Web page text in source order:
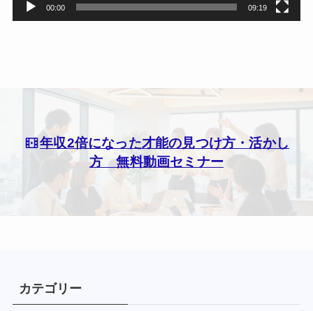
00:00 09:19
年収2倍になった才能の見つけ方・活かし
方 無料動画セミナー
カテゴリー